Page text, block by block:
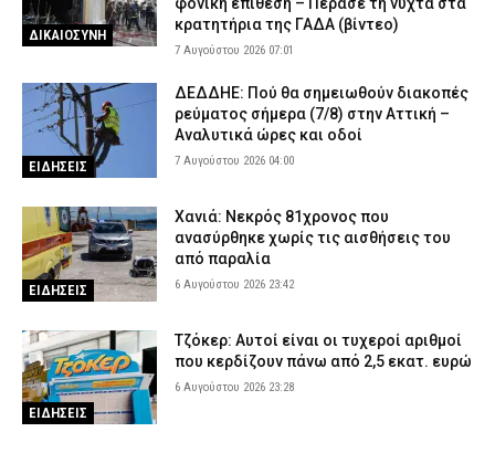
ΔΙΚΑΙΟΣΥΝΗ
φονική επίθεση – Πέρασε τη νύχτα στα
κρατητήρια της ΓΑΔΑ (βίντεο)
7 Αυγούστου 2026 07:01
ΕΙΔΗΣΕΙΣ
ΔΕΔΔΗΕ: Πού θα σημειωθούν διακοπές
ρεύματος σήμερα (7/8) στην Αττική –
Αναλυτικά ώρες και οδοί
7 Αυγούστου 2026 04:00
ΕΙΔΗΣΕΙΣ
Χανιά: Νεκρός 81χρονος που
ανασύρθηκε χωρίς τις αισθήσεις του
από παραλία
6 Αυγούστου 2026 23:42
ΕΙΔΗΣΕΙΣ
Τζόκερ: Αυτοί είναι οι τυχεροί αριθμοί
που κερδίζουν πάνω από 2,5 εκατ. ευρώ
6 Αυγούστου 2026 23:28